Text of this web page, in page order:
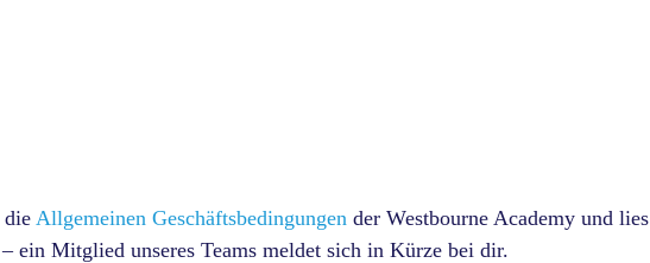
die Allgemeinen Geschäftsbedingungen der Westbourne Academy und lies
ein Mitglied unseres Teams meldet sich in Kürze bei dir.